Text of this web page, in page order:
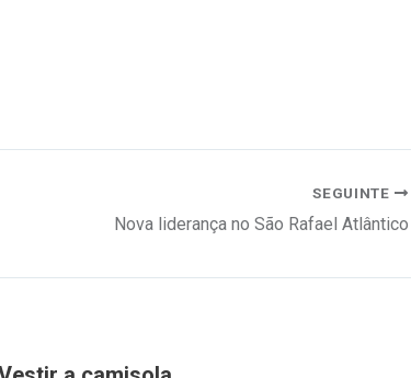
SEGUINTE
Nova liderança no São Rafael Atlântico